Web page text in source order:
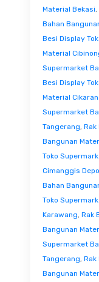
Material Bekasi,
Bahan
Besi Display
Material
Supermarket
Besi Display
Material
Supermarket
Tangerang, Rak
Bangunan
Toko
Cimanggis
Bahan
Toko
Karawang, Rak
Bangunan
Supermarket
Tangerang, Rak
Bangunan